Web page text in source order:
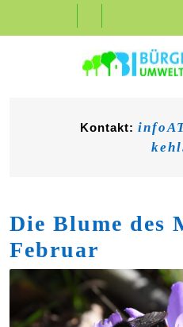
Button
Kontakt:
Die Blume des
Februar